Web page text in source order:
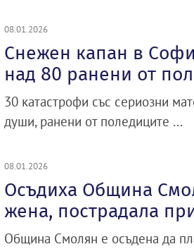
08.01.2026
Снежен капан в
над 80 ранени от
30 катастрофи със сериозни
души, ранени от поледиците ...
08.01.2026
Осъдиха Община
жена, пострадала
Община Смолян е осъдена да